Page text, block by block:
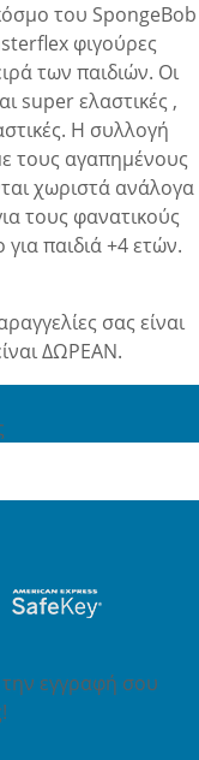
του SpongeBob
φιγούρες
των παιδιών. Οι
super ελαστικές ,
Η συλλογή
τους αγαπημένους
χωριστά ανάλογα
τους φανατικούς
παιδιά +4 ετών.
σας είναι
ΔΩΡΕΑΝ.
εγγραφή σου